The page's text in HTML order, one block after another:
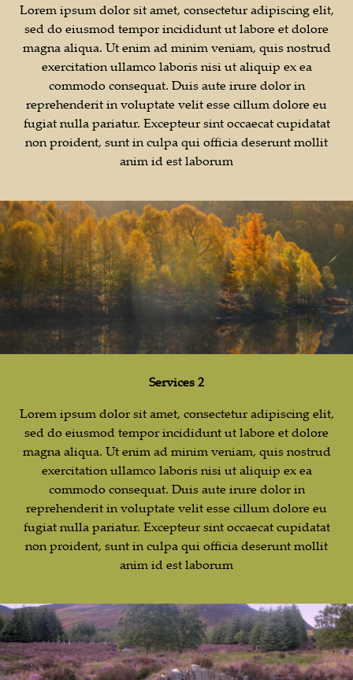
Lorem ipsum dolor sit amet, consectetur adipiscing elit,
sed do eiusmod tempor incididunt ut labore et dolore
magna aliqua. Ut enim ad minim veniam, quis nostrud
exercitation ullamco laboris nisi ut aliquip ex ea
commodo consequat. Duis aute irure dolor in
reprehenderit in voluptate velit esse cillum dolore eu
fugiat nulla pariatur. Excepteur sint occaecat cupidatat
non proident, sunt in culpa qui officia deserunt mollit
anim id est laborum
Services 2
Lorem ipsum dolor sit amet, consectetur adipiscing elit,
sed do eiusmod tempor incididunt ut labore et dolore
magna aliqua. Ut enim ad minim veniam, quis nostrud
exercitation ullamco laboris nisi ut aliquip ex ea
commodo consequat. Duis aute irure dolor in
reprehenderit in voluptate velit esse cillum dolore eu
fugiat nulla pariatur. Excepteur sint occaecat cupidatat
non proident, sunt in culpa qui officia deserunt mollit
anim id est laborum